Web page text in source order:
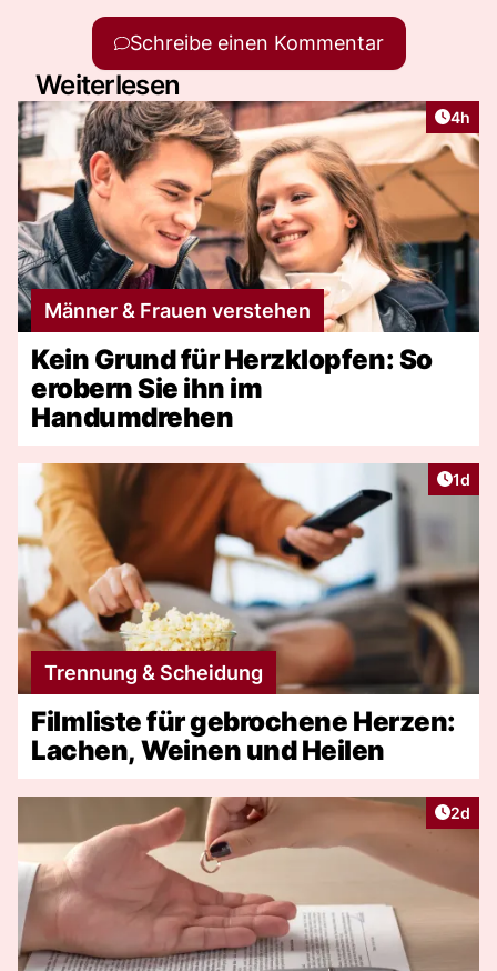
Schreibe einen Kommentar
Weiterlesen
4h
Männer & Frauen verstehen
Kein Grund für Herzklopfen: So
erobern Sie ihn im
Handumdrehen
1d
Trennung & Scheidung
Filmliste für gebrochene Herzen:
Lachen, Weinen und Heilen
2d